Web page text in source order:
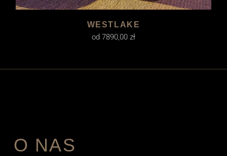
WESTLAKE
od 7890,00 zł
O NAS